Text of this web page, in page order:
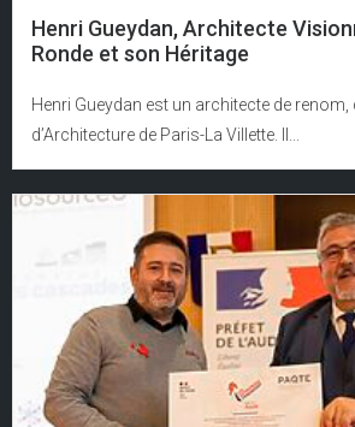
Henri Gueydan, Architecte
Ronde et son Héritage
Henri Gueydan est un architecte de renom,
d’Architecture de Paris-La Villette. Il...